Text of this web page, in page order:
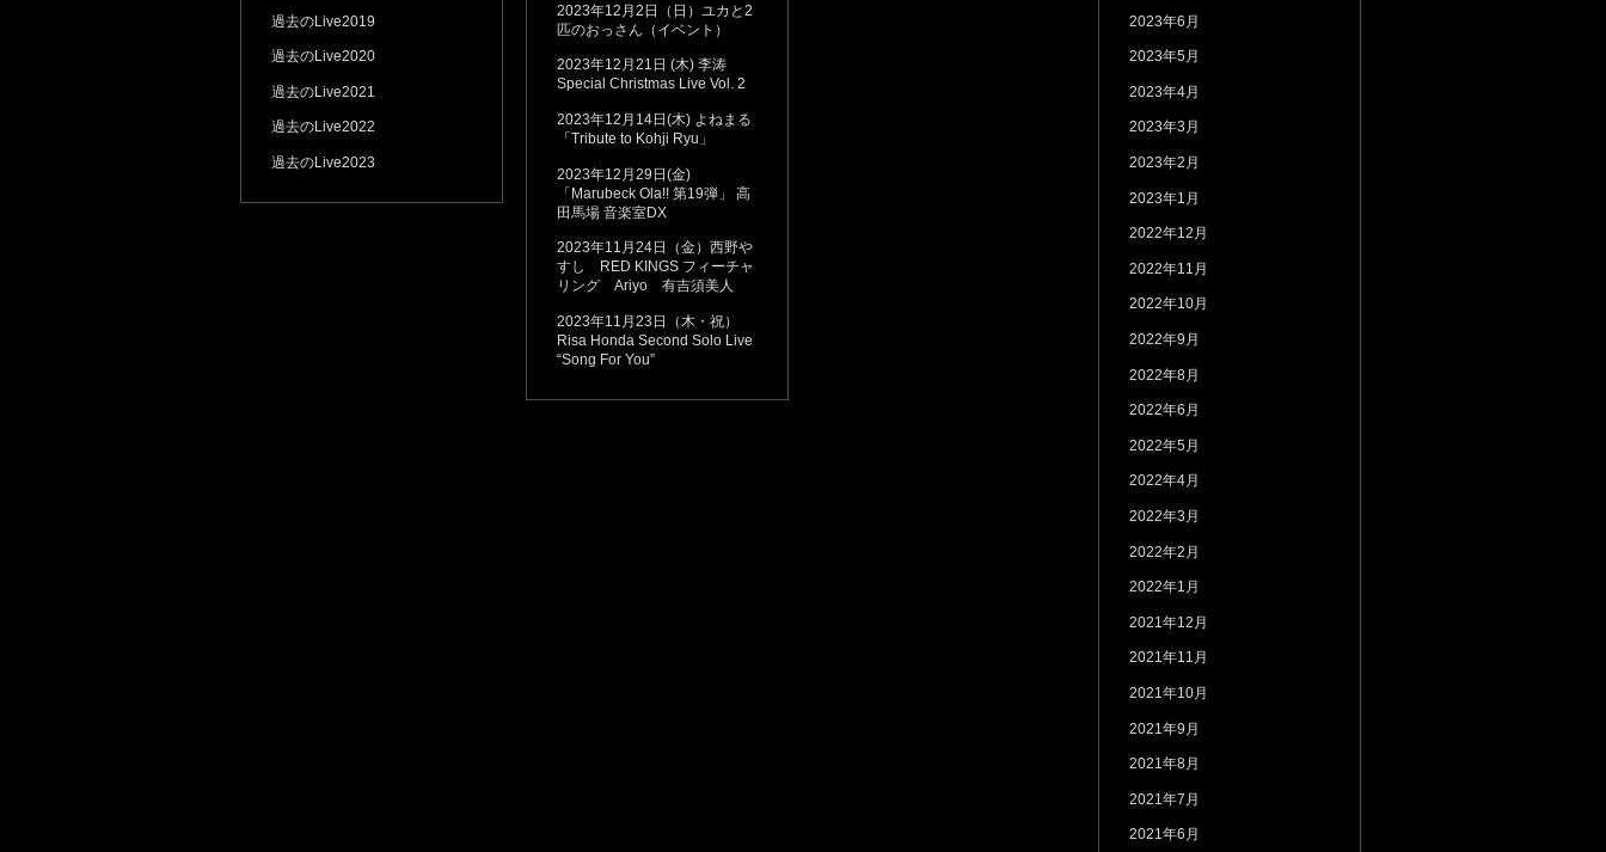
過去のLive2019
過去のLive2020
過去のLive2021
過去のLive2022
過去のLive2023
2023年12月2日（日）ユカと2
匹のおっさん（イベント）
2023年12月21日 (木) 李涛
Special Christmas Live Vol. 2
2023年12月14日(木) よねまる
「Tribute to Kohji Ryu」
2023年12月29日(金)
「Marubeck Ola!! 第19弾」 高
田馬場 音楽室DX
2023年11月24日（金）西野や
すし RED KINGS フィーチャ
リング Ariyo 有吉須美人
2023年11月23日（木・祝）
Risa Honda Second Solo Live
“Song For You”
2023年6月
2023年5月
2023年4月
2023年3月
2023年2月
2023年1月
2022年12月
2022年11月
2022年10月
2022年9月
2022年8月
2022年6月
2022年5月
2022年4月
2022年3月
2022年2月
2022年1月
2021年12月
2021年11月
2021年10月
2021年9月
2021年8月
2021年7月
2021年6月